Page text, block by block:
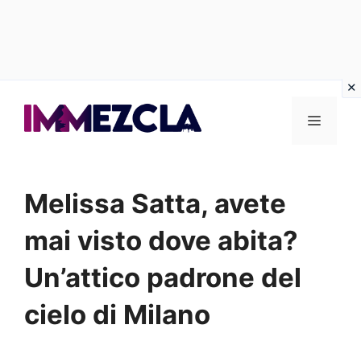
Menu
Melissa Satta, avete
mai visto dove abita?
Un’attico padrone del
cielo di Milano